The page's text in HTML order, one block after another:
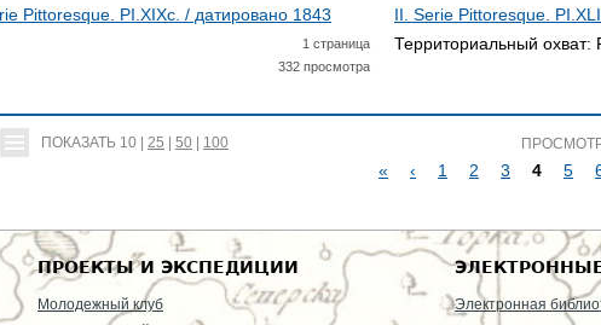
Pittoresque. PI.XIXc. / датировано 1843
1 страница
332 просмотра
II. Serie Pittoresque.
Территориальный охват:
ПОКАЗАТЬ 10 25 50 100
Т
« ‹ 1 2 3 4 5
ПРОЕКТЫ И ЭКСПЕДИЦИИ
Молодежный клуб
Электронная